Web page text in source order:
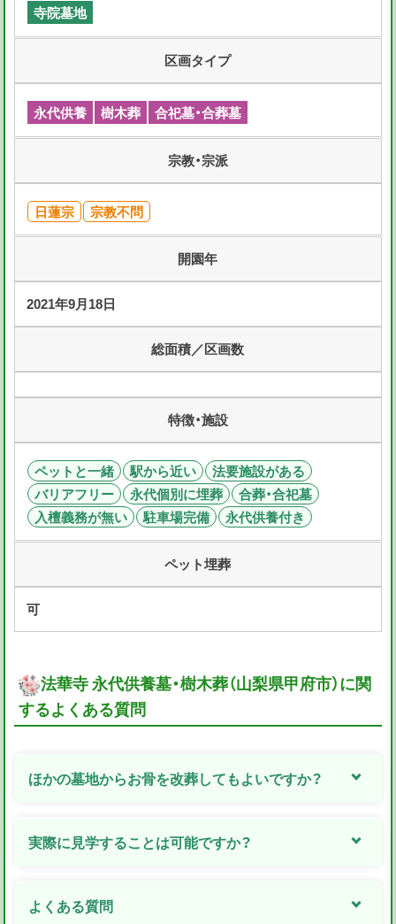
寺院墓地
区画タイプ
永代供養 樹木葬 合祀墓・合葬墓
宗教・宗派
日蓮宗 宗教不問
開園年
2021年9月18日
総面積／区画数
特徴・施設
ペットと一緒 駅から近い
法要施設がある
バリアフリー
永代個別に埋葬
合葬・合祀墓
入檀義務が無い
駐車場完備 永代供養付き
ペット埋葬
可
法華寺 永代供養墓・樹木葬（山梨県甲府市）に関
するよくある質問
ほかの墓地からお骨を改葬してもよいですか？
実際に見学することは可能ですか？
よくある質問